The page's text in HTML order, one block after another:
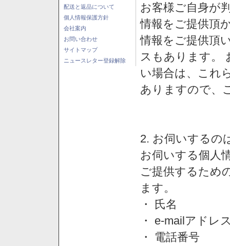
配送と返品について
個人情報保護方針
会社案内
お問い合わせ
サイトマップ
ニュースレター登録解除
お客様ご自身が
情報をご提供頂
情報をご提供頂
スもあります。
い場合は、これ
ありますので、
2. お伺いするの
お伺いする個人
ご提供するため
ます。
・ 氏名
・ e-mailアドレ
・ 電話番号